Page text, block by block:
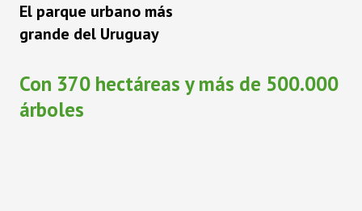
El parque urbano más
grande del Uruguay
Con 370 hectáreas y más de 500.000
árboles